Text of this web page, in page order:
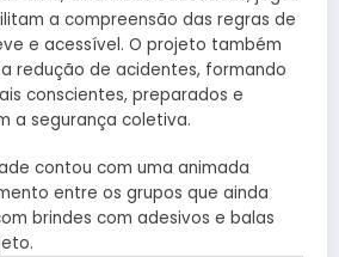
a compreensão das regras de
e acessível. O projeto também
redução de acidentes, formando
conscientes, preparados e
a segurança coletiva.
contou com uma animada
entre os grupos que ainda
brindes com adesivos e balas